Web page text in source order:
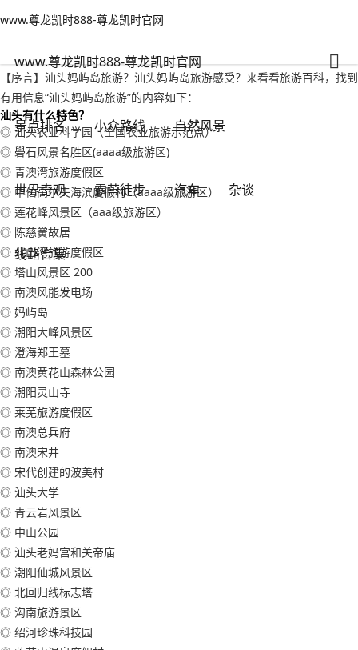
www.尊龙凯时888-尊龙凯时官网
www.尊龙凯时888-尊龙凯时官网
景点排名 小众路线 自然风景
世界奇观 露营徒步 汽车 杂谈
线路合集
www.尊龙凯时888-尊龙凯时官网
汕头妈屿岛旅游？汕头妈屿岛旅游感受-www.尊龙凯时888
【序言】汕头妈屿岛旅游？汕头妈屿岛旅游感受？来看看旅游百科，找到
有用信息“汕头妈屿岛旅游”的内容如下：
汕头有什么特色？
◎ 汕头农业科学园（全国农业旅游示范点）
◎ 礐石风景名胜区(aaaa级旅游区)
◎ 青澳湾旅游度假区
◎ 中信高尔夫海滨度假村（aaaa级旅游区）
◎ 莲花峰风景区（aaa级旅游区）
◎ 陈慈黉故居
◎ 北山湾旅游度假区
◎ 塔山风景区 200
◎ 南澳风能发电场
◎ 妈屿岛
◎ 潮阳大峰风景区
◎ 澄海郑王墓
◎ 南澳黄花山森林公园
◎ 潮阳灵山寺
◎ 莱芜旅游度假区
◎ 南澳总兵府
◎ 南澳宋井
◎ 宋代创建的波美村
◎ 汕头大学
◎ 青云岩风景区
◎ 中山公园
◎ 汕头老妈宫和关帝庙
◎ 潮阳仙城风景区
◎ 北回归线标志塔
◎ 沟南旅游景区
◎ 绍河珍珠科技园